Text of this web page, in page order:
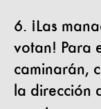
6. ¡Las
votan! Para
caminarán,
la dirección